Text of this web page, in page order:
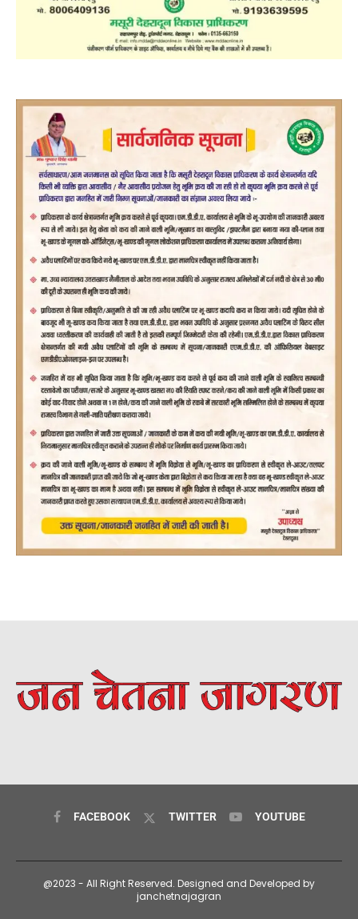
FACEBOOK TWITTER YOUTUBE
@2023 - All Right Reserved. Designed and Developed by
janchetnajagran